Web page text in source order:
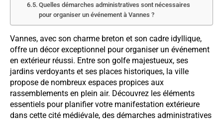
Quelles démarches administratives sont nécessaires
pour organiser un événement à Vannes ?
Vannes, avec son charme breton et son cadre idyllique,
offre un décor exceptionnel pour organiser un événement
en extérieur réussi. Entre son golfe majestueux, ses
jardins verdoyants et ses places historiques, la ville
propose de nombreux espaces propices aux
rassemblements en plein air. Découvrez les éléments
essentiels pour planifier votre manifestation extérieure
dans cette cité médiévale, des démarches administratives